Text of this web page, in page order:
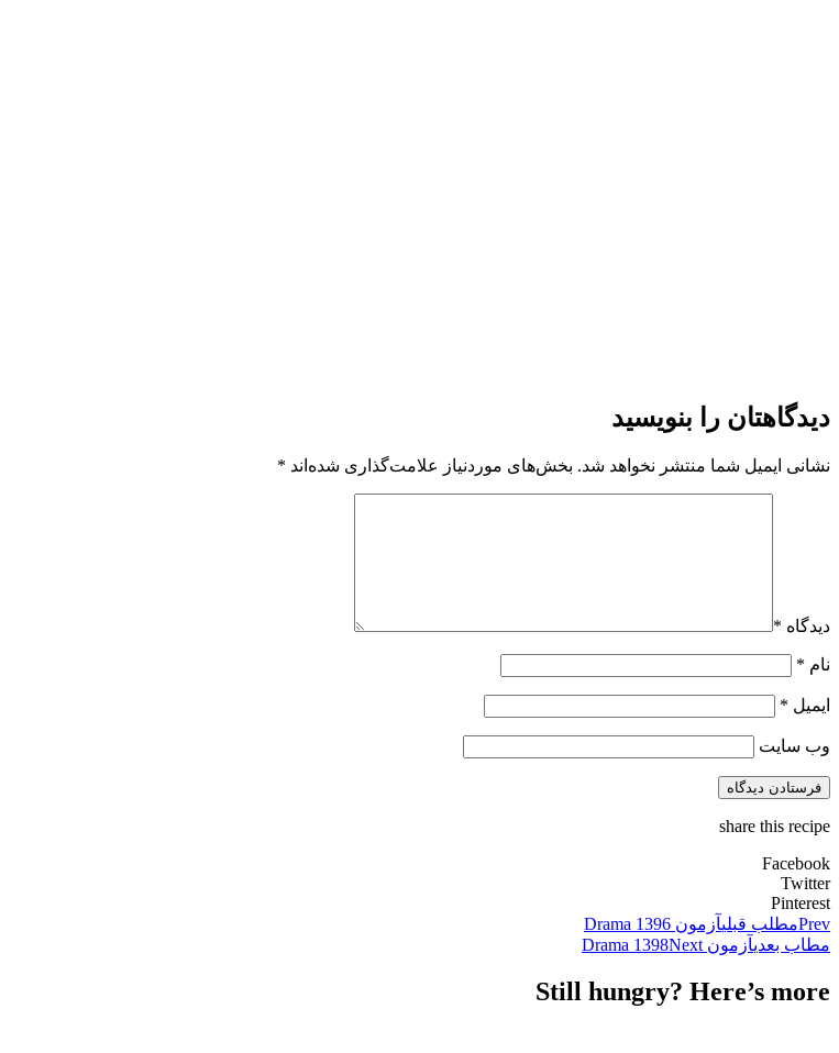
دیدگاهتان را بنویسید
نشانی ایمیل شما منتشر نخواهد شد. بخش‌های موردنیاز علامت‌گذاری شده‌اند *
دیدگاه *
نام *
ایمیل *
وب‌ سایت
share this recipe
Facebook
Twitter
Pinterest
Prevمطلب قبلیآزمون Drama 1396
مطاب بعدیآزمون Drama 1398 Next
Still hungry? Here’s more